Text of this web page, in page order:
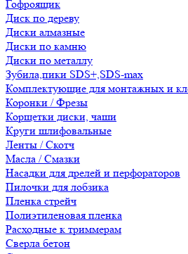
Гофроящик
Диск по дереву
Диски алмазные
Диски по камню
Диски по металлу
Зубила,пики SDS+,SDS-max
Комплектующие для монтажных и
Коронки / Фрезы
Корщетки диски, чаши
Круги шлифовальные
Ленты / Скотч
Масла / Смазки
Насадки для дрелей и перфораторов
Пилочки для лобзика
Пленка стрейч
Полиэтиленовая пленка
Расходные к триммерам
Сверла бетон